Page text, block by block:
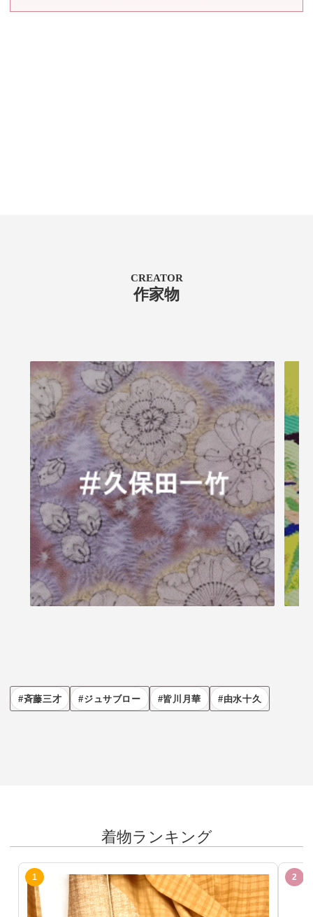
CREATOR
作家物
斉藤三才 ジュサブロー 皆川月華 由水十久
着物ランキング